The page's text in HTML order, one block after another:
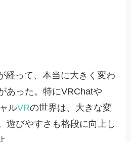
経って、本当に大きく変わ
あった。特にVRChatや
ルVRの世界は、大きな変
遊びやすさも格段に向上し